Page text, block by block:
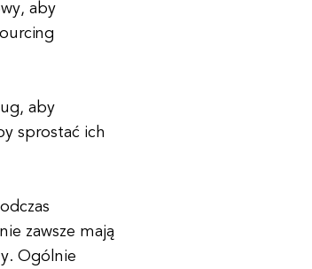
aby
aby
sprostać ich
zawsze mają
Ogólnie